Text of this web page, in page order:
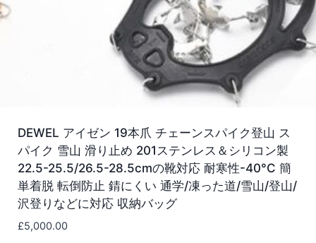
DEWEL アイゼン 19本爪 チェーンスパイク登山 ス
パイク 雪山 滑り止め 201ステンレス＆シリコン製
22.5-25.5/26.5-28.5cmの靴対応 耐寒性-40°C 簡
単着脱 転倒防止 錆にくい 通学/凍った道/雪山/登山/
沢登りなどに対応 収納バッグ
£5,000.00